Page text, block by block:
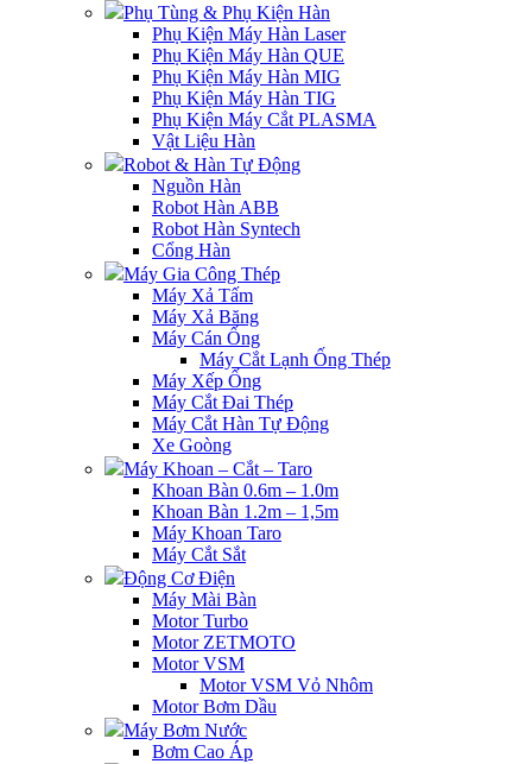
Phụ Tùng & Phụ Kiện Hàn
Phụ Kiện Máy Hàn Laser
Phụ Kiện Máy Hàn QUE
Phụ Kiện Máy Hàn MIG
Phụ Kiện Máy Hàn TIG
Phụ Kiện Máy Cắt PLASMA
Vật Liệu Hàn
Robot & Hàn Tự Động
Nguồn Hàn
Robot Hàn ABB
Robot Hàn Syntech
Cổng Hàn
Máy Gia Công Thép
Máy Xả Tấm
Máy Xả Băng
Máy Cán Ống
Máy Cắt Lạnh Ống Thép
Máy Xếp Ống
Máy Cắt Đai Thép
Máy Cắt Hàn Tự Động
Xe Goòng
Máy Khoan – Cắt – Taro
Khoan Bàn 0.6m – 1.0m
Khoan Bàn 1.2m – 1,5m
Máy Khoan Taro
Máy Cắt Sắt
Động Cơ Điện
Máy Mài Bàn
Motor Turbo
Motor ZETMOTO
Motor VSM
Motor VSM Vỏ Nhôm
Motor Bơm Dầu
Máy Bơm Nước
Bơm Cao Áp